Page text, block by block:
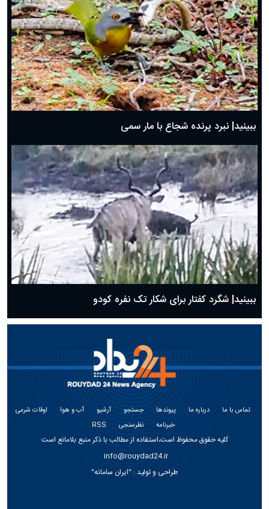
ببینید| نبرد پرنده شجاع با مار سمی
ببینید| شگرد کفتار برای شکار تک نفره کودو
تماس با ما درباره ما پیوندها جستجو آرشیو آب و هوا
اوقات شرعی
خبرنامه
نظرسنجی RSS
کلیه حقوق محفوظ است،استفاده از مطالب با ذکر منبع بلامانع است
info@rouydad24.ir
طراحی و تولید : "ایران سامانه"